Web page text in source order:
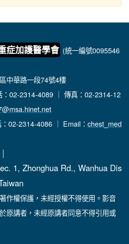
症加護醫學會 (統一編號0095546
中華路一段74號4樓
：02-2314-4089 ｜ 傳真：02-2314-12
02-2314-4086 ｜ Email： chest_med
1, Zhonghua Rd., Wanhua Dis
作權保護，未經授權不得使用。影音
原講者，未經原講者同意不得引用或